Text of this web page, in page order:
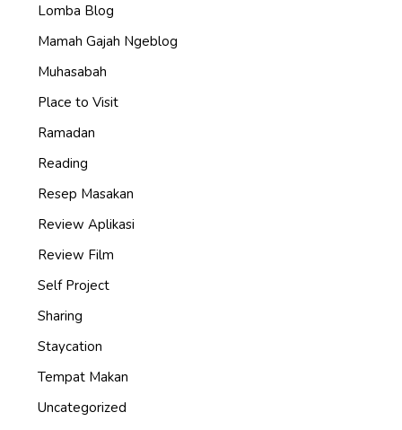
Lomba Blog
Mamah Gajah Ngeblog
Muhasabah
Place to Visit
Ramadan
Reading
Resep Masakan
Review Aplikasi
Review Film
Self Project
Sharing
Staycation
Tempat Makan
Uncategorized